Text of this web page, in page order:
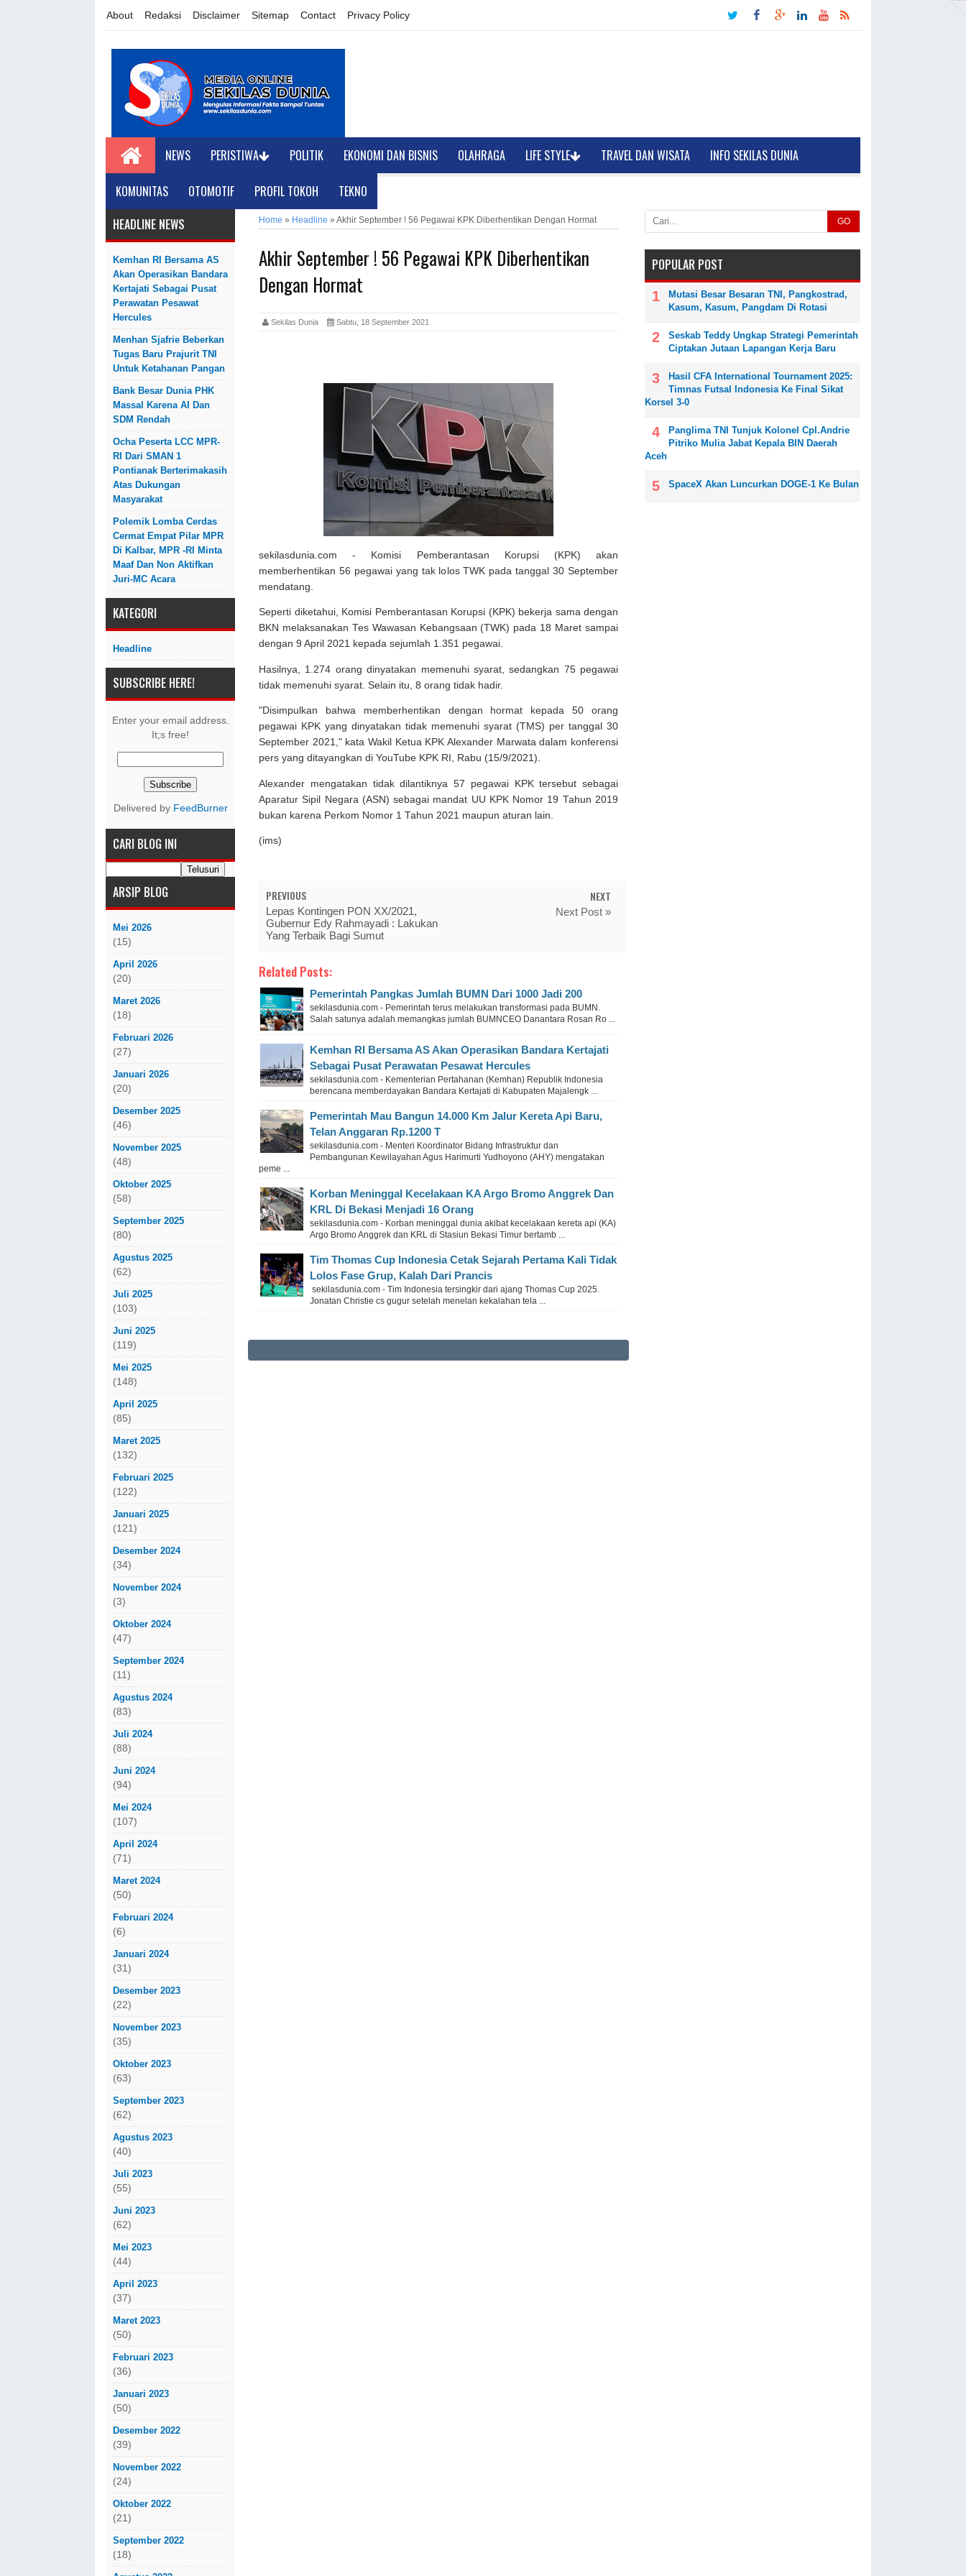
About Redaksi Disclaimer Sitemap Contact Privacy Policy
NEWS PERISTIWA POLITIK EKONOMI DAN BISNIS OLAHRAGA LIFE STYLE TRAVEL DAN WISATA INFO SEKILAS DUNIA
KOMUNITAS OTOMOTIF PROFIL TOKOH
TEKNO
HEADLINE NEWS
Kemhan RI Bersama AS
Akan Operasikan Bandara
Kertajati Sebagai Pusat
Perawatan Pesawat
Hercules
Menhan Sjafrie Beberkan
Tugas Baru Prajurit TNI
Untuk Ketahanan Pangan
Bank Besar Dunia PHK
Massal Karena AI Dan
SDM Rendah
Ocha Peserta LCC MPR-
RI Dari SMAN 1
Pontianak Berterimakasih
Atas Dukungan
Masyarakat
Polemik Lomba Cerdas
Cermat Empat Pilar MPR
Di Kalbar, MPR -RI Minta
Maaf Dan Non Aktifkan
Juri-MC Acara
KATEGORI
Headline
SUBSCRIBE HERE!
Enter your email address.
It;s free!
Delivered by FeedBurner
CARI BLOG INI
ARSIP BLOG
Mei 2026
(15)
April 2026
(20)
Maret 2026
(18)
Februari 2026
(27)
Januari 2026
(20)
Desember 2025
(46)
November 2025
(48)
Oktober 2025
(58)
September 2025
(80)
Agustus 2025
(62)
Juli 2025
(103)
Juni 2025
(119)
Mei 2025
(148)
April 2025
(85)
Maret 2025
(132)
Februari 2025
(122)
Januari 2025
(121)
Desember 2024
(34)
November 2024
(3)
Oktober 2024
(47)
September 2024
(11)
Agustus 2024
(83)
Juli 2024
(88)
Juni 2024
(94)
Mei 2024
(107)
April 2024
(71)
Maret 2024
(50)
Februari 2024
(6)
Januari 2024
(31)
Desember 2023
(22)
November 2023
(35)
Oktober 2023
(63)
September 2023
(62)
Agustus 2023
(40)
Juli 2023
(55)
Juni 2023
(62)
Mei 2023
(44)
April 2023
(37)
Maret 2023
(50)
Februari 2023
(36)
Januari 2023
(50)
Desember 2022
(39)
November 2022
(24)
Oktober 2022
(21)
September 2022
(18)
Home » Headline » Akhir September ! 56 Pegawai KPK Diberhentikan Dengan Hormat
Akhir September ! 56 Pegawai KPK Diberhentikan
Dengan Hormat
Sekilas Dunia Sabtu, 18 September 2021
sekilasdunia.com - Komisi Pemberantasan Korupsi (KPK) akan
memberhentikan 56 pegawai yang tak lolos TWK pada tanggal 30 September
mendatang.
Seperti diketahui, Komisi Pemberantasan Korupsi (KPK) bekerja sama dengan
BKN melaksanakan Tes Wawasan Kebangsaan (TWK) pada 18 Maret sampai
dengan 9 April 2021 kepada sejumlah 1.351 pegawai.
Hasilnya, 1.274 orang dinyatakan memenuhi syarat, sedangkan 75 pegawai
tidak memenuhi syarat. Selain itu, 8 orang tidak hadir.
"Disimpulkan bahwa memberhentikan dengan hormat kepada 50 orang
pegawai KPK yang dinyatakan tidak memenuhi syarat (TMS) per tanggal 30
September 2021," kata Wakil Ketua KPK Alexander Marwata dalam konferensi
pers yang ditayangkan di YouTube KPK RI, Rabu (15/9/2021).
Alexander mengatakan tidak dilantiknya 57 pegawai KPK tersebut sebagai
Aparatur Sipil Negara (ASN) sebagai mandat UU KPK Nomor 19 Tahun 2019
bukan karena Perkom Nomor 1 Tahun 2021 maupun aturan lain.
(ims)
PREVIOUS
Lepas Kontingen PON XX/2021,
Gubernur Edy Rahmayadi : Lakukan
Yang Terbaik Bagi Sumut
NEXT
Next Post »
Related Posts:
Pemerintah Pangkas Jumlah BUMN Dari 1000 Jadi 200
sekilasdunia.com - Pemerintah terus melakukan transformasi pada BUMN.
Salah satunya adalah memangkas jumlah BUMNCEO Danantara Rosan Ro ...
Kemhan RI Bersama AS Akan Operasikan Bandara Kertajati
Sebagai Pusat Perawatan Pesawat Hercules
sekilasdunia.com - Kementerian Pertahanan (Kemhan) Republik Indonesia
berencana memberdayakan Bandara Kertajati di Kabupaten Majalengk ...
Pemerintah Mau Bangun 14.000 Km Jalur Kereta Api Baru,
Telan Anggaran Rp.1200 T
sekilasdunia.com - Menteri Koordinator Bidang Infrastruktur dan
Pembangunan Kewilayahan Agus Harimurti Yudhoyono (AHY) mengatakan
peme ...
Korban Meninggal Kecelakaan KA Argo Bromo Anggrek Dan
KRL Di Bekasi Menjadi 16 Orang
sekilasdunia.com - Korban meninggal dunia akibat kecelakaan kereta api (KA)
Argo Bromo Anggrek dan KRL di Stasiun Bekasi Timur bertamb ...
Tim Thomas Cup Indonesia Cetak Sejarah Pertama Kali Tidak
Lolos Fase Grup, Kalah Dari Prancis
sekilasdunia.com - Tim Indonesia tersingkir dari ajang Thomas Cup 2025.
Jonatan Christie cs gugur setelah menelan kekalahan tela ...
GO
POPULAR POST
Mutasi Besar Besaran TNI, Pangkostrad,
Kasum, Kasum, Pangdam Di Rotasi
Seskab Teddy Ungkap Strategi Pemerintah
Ciptakan Jutaan Lapangan Kerja Baru
Hasil CFA International Tournament 2025:
Timnas Futsal Indonesia Ke Final Sikat
Korsel 3-0
Panglima TNI Tunjuk Kolonel Cpl.Andrie
Pitriko Mulia Jabat Kepala BIN Daerah
Aceh
SpaceX Akan Luncurkan DOGE-1 Ke Bulan